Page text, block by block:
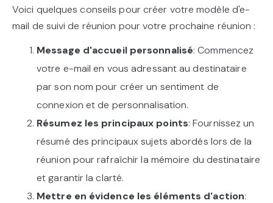
Voici quelques conseils pour créer votre modèle d'e-
mail de suivi de réunion pour votre prochaine réunion :
Message d'accueil personnalisé: Commencez
votre e-mail en vous adressant au destinataire
par son nom pour créer un sentiment de
connexion et de personnalisation.
Résumez les principaux points: Fournissez un
résumé des principaux sujets abordés lors de la
réunion pour rafraîchir la mémoire du destinataire
et garantir la clarté.
Mettre en évidence les éléments d'action: